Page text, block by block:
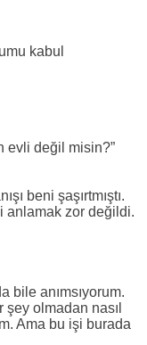
kabul
evli değil misin?”
beni şaşırtmıştı.
anlamak zor değildi.
bile anımsıyorum.
olmadan nasıl
Ama bu işi burada